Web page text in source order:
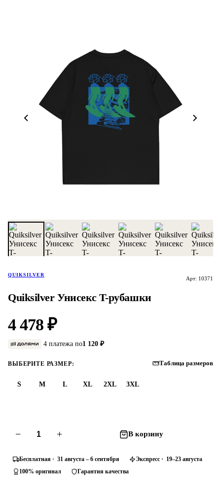
QUIKSILVER
Арт: 10371
Quiksilver Унисекс T-рубашки
4 478 ₽
4 платежа по1 120 ₽
ВЫБЕРИТЕ РАЗМЕР: Таблица размеров
S M L XL 2XL 3XL
− + В корзину
Бесплатная · 31 августа – 6 сентября
Экспресс · 19–23 августа
100% оригинал
Гарантия качества